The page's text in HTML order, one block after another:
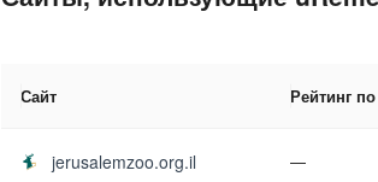
Сайт Рейтинг
jerusalemzoo.org.il —